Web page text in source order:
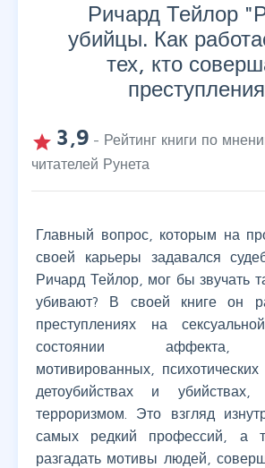
Ричард Тейлор "
убийцы. Как
тех, кто
преступления
grade 3,9 - Рейтинг книги по
читателей Рунета
Главный вопрос, которым на
своей карьеры задавался
Ричард Тейлор, мог бы звучать
убивают? В своей книге он
преступлениях на
состоянии аффекта,
мотивированных,
детоубийствах и
терроризмом. Это взгляд
самых редкий профессий, а
разгадать мотивы людей,